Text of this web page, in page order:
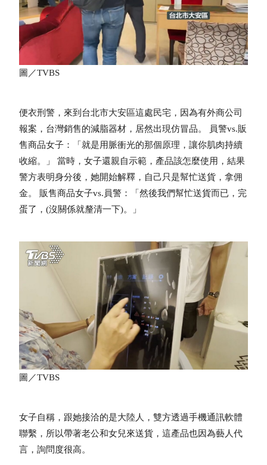
圖／TVBS
便衣刑警，來到台北市大安區這處民宅，因為有外商公司
報案，台灣銷售的減脂器材，居然出現仿冒品。 員警vs.販
售商品女子：「就是用脈衝光的那個原理，讓你肌肉持續
收縮。」 當時，女子還親自示範，產品該怎麼使用，結果
警方表明身分後，她開始解釋，自己只是幫忙送貨，拿佣
金。 販售商品女子vs.員警：「然後我們幫忙送貨而已，完
蛋了，(沒關係就釐清一下)。」
圖／TVBS
女子自稱，跟她接洽的是大陸人，雙方透過手機通訊軟體
聯繫，所以帶著老公和女兒來送貨，這產品也因為藝人代
言，詢問度很高。